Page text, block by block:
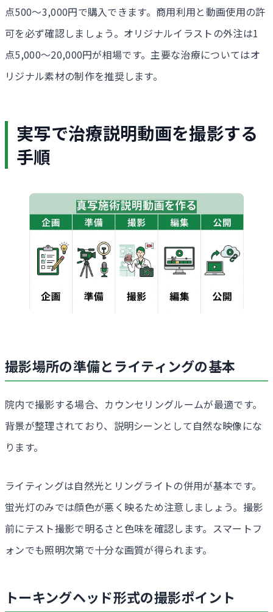
点500〜3,000円で購入できます。商用利用と動画使用の許
可を必ず確認しましょう。オリジナルイラストの外注は1
点5,000〜20,000円が相場です。主要な治療についてはオ
リジナル素材の制作を推奨します。
実写で治療説明動画を撮影する
手順
撮影場所の準備とライティングの基本
院内で撮影する場合、カウンセリングルームが最適です。
背景が整理されており、説明シーンとして自然な映像にな
ります。
ライティングは自然光とリングライトの併用が基本です。
蛍光灯のみでは顔色が悪く映るため注意しましょう。撮影
前にテスト撮影で明るさと色味を確認します。スマートフ
ォンでも照明次第で十分な画質が得られます。
トーキングヘッド形式の撮影ポイント